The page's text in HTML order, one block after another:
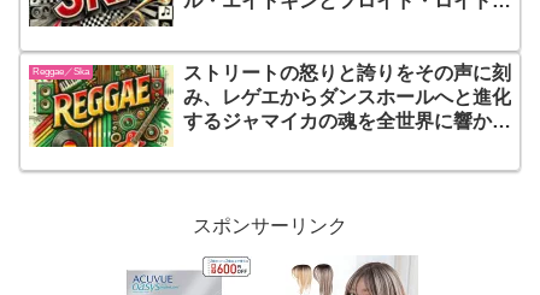
ンドンで奇跡の遭遇を果たした伝説の
マスターピース『Laurel Aitken
Meets Floyd Lloyd & The Potato 5』
Reggae／Ska
ストリートの怒りと誇りをその声に刻
み、レゲエからダンスホールへと進化
するジャマイカの魂を全世界に響かせ
『Bounty Killer』は、貧者の代弁者
リアルな真実を詰め込んだ決定的アル
バムだ
スポンサーリンク